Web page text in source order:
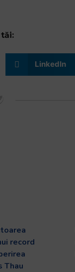
LinkedIn
record
Thau